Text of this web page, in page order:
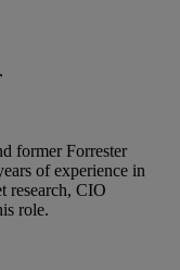
former Forrester
of experience in
research, CIO
role.